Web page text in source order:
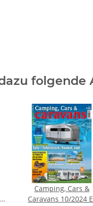
folgende
Camping, Cars &
Caravans 10/2024